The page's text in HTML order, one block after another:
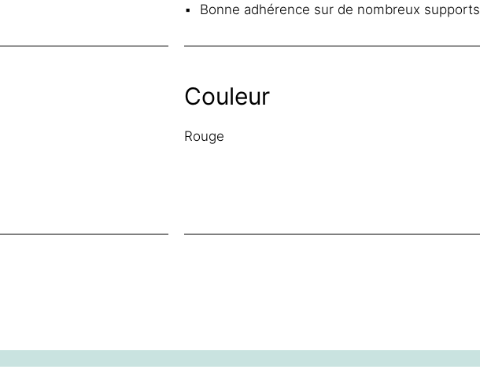
Bonne adhérence sur de nombreux supports
Couleur
Rouge